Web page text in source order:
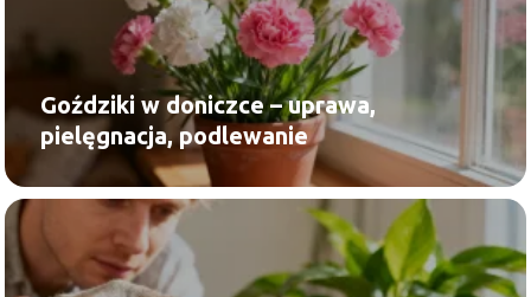
Goździki w doniczce – uprawa,
pielęgnacja, podlewanie